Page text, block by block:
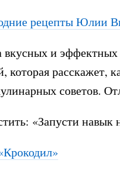
рецепты Юлии
вкусных и
которая расскажет,
советов.
«Запусти